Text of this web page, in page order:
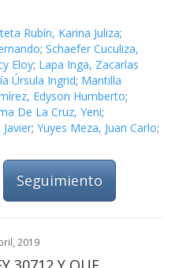
Rubín, Karina Juliza;
; Schaefer Cuculiza,
Eloy; Lapa Inga, Zacarías
Úrsula Ingrid; Mantilla
Edyson Humberto;
De La Cruz, Yeni;
; Yuyes Meza, Juan Carlo;
Seguimiento
2019